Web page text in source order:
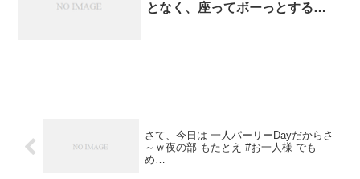
となく、座ってボーっとする…
さて、今日は 一人パーリーDayだからさ
～ｗ夜の部 もたとえ #お一人様 でも
め…